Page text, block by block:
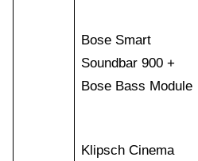
Bose Smart
Soundbar 900 +
Bose Bass Module
Klipsch Cinema